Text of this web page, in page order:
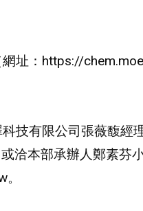
址：https://
技有限公司張薇馥經
洽本部承辦人鄭素芬